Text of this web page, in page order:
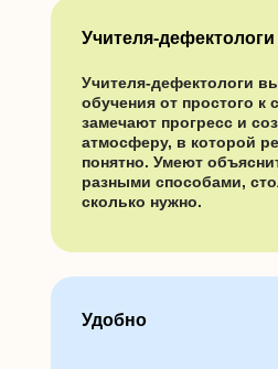
Удобно
Учителя-дефектологи
обучения от простого к
замечают прогресс и
атмосферу, в которой
понятно. Умеют о
разными способами,
сколько нужно.
Учителя-дефектологи